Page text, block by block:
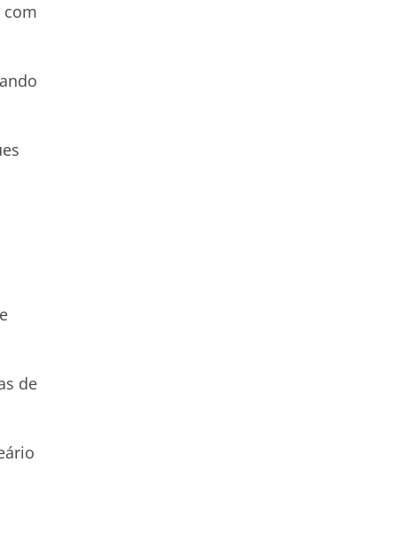
com
de